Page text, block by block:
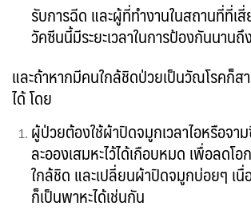
รับการฉีด และผู้ที่ทำงานในสถานที่ที่เ
วัคซีนนี้มีระยะเวลาในการป้องกันนาน
และถ้าหากมีคนใกล้ชิดป่วยเป็นวัณโรคก็ส
ได้ โดย
ผู้ป่วยต้องใช้ผ้าปิดจมูกเวลาไอหรือจา
ละอองเสมหะไว้ได้เกือบหมด เพื่อลดโ
ใกล้ชิด และเปลี่ยนผ้าปิดจมูกบ่อยๆ เ
ก็เป็นพาหะได้เช่นกัน